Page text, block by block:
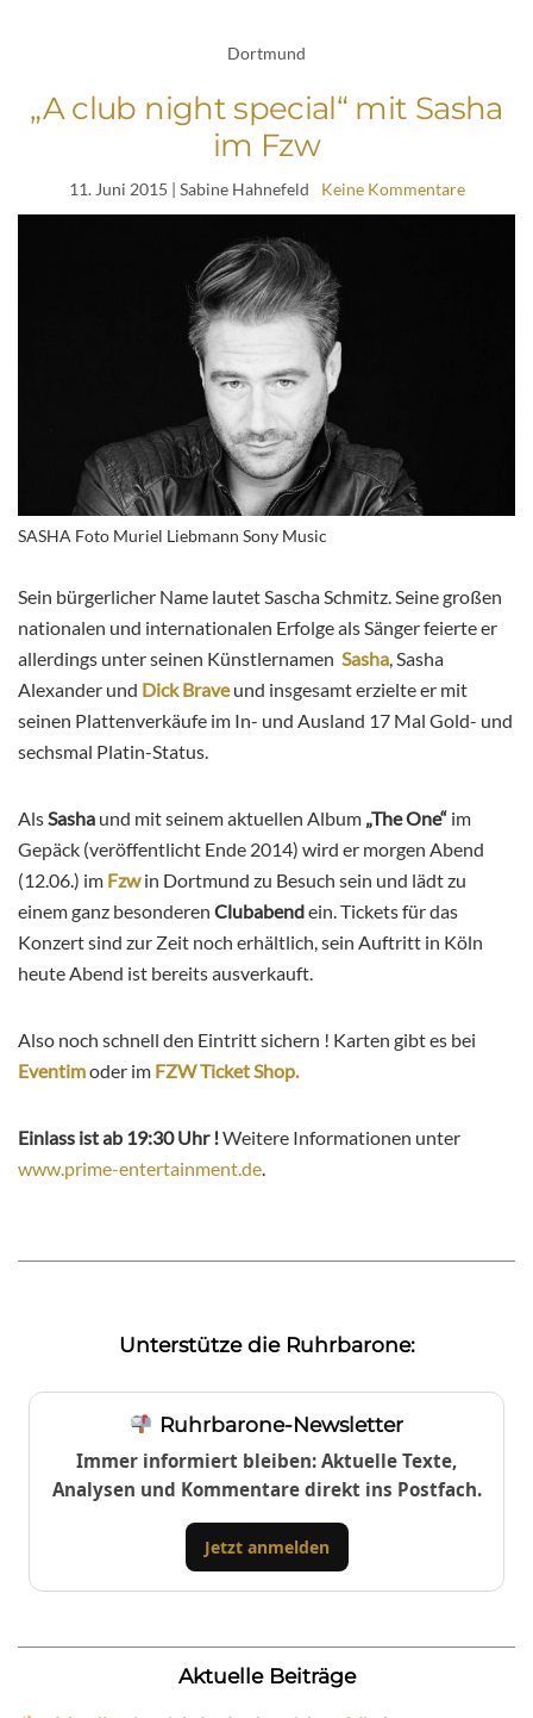
Dortmund
„A club night special“ mit Sasha
im Fzw
11. Juni 2015 | Sabine Hahnefeld Keine Kommentare
SASHA Foto Muriel Liebmann Sony Music
Sein bürgerlicher Name lautet Sascha Schmitz. Seine großen
nationalen und internationalen Erfolge als Sänger feierte er
allerdings unter seinen Künstlernamen Sasha, Sasha
Alexander und Dick Braveund insgesamt erzielte er mit
seinen Plattenverkäufe im In- und Ausland 17 Mal Gold- und
sechsmal Platin-Status.
AlsSasha und mit seinem aktuellen Album „The One“ im
Gepäck (veröffentlicht Ende 2014) wird er morgen Abend
(12.06.) im Fzwin Dortmund zu Besuch sein und lädt zu
einem ganz besonderen Clubabendein. Tickets für das
Konzert sind zur Zeit noch erhältlich, sein Auftritt in Köln
heute Abend ist bereits ausverkauft.
Also noch schnell den Eintritt sichern ! Karten gibt es bei
Eventimoder im FZW Ticket Shop.
Einlass ist ab 19:30 Uhr !Weitere Informationen unter
www.prime-entertainment.de.
Unterstütze die Ruhrbarone:
Ruhrbarone-Newsletter
Immer informiert bleiben: Aktuelle Texte,
Analysen und Kommentare direkt ins Postfach.
Jetzt anmelden
Aktuelle Beiträge